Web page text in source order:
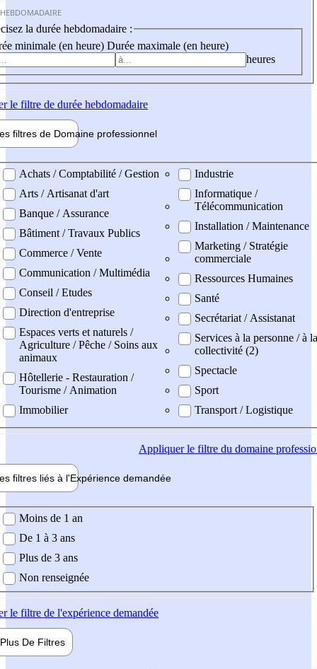
la durée hebdomadaire :
minimale (en heure) Durée maximale (en heure)
heures
le filtre de durée hebdomadaire
filtres de Domaine professionnel
professionel
Achats / Comptabilité / Gestion
Arts / Artisanat d'art
Banque / Assurance
Bâtiment / Travaux Publics
Commerce / Vente
Communication / Multimédia
Conseil / Etudes
Direction d'entreprise
Espaces verts et naturels /
Agriculture / Pêche / Soins aux
animaux
Hôtellerie - Restauration /
Tourisme / Animation
Immobilier
Industrie
Informatique /
Télécommunication
Installation / Maintenance
Marketing / Stratégie
commerciale
Ressources Humaines
Santé
Secrétariat / Assistanat
Services à la personne / à la
collectivité (2)
Spectacle
Sport
Transport / Logistique
Appliquerle filtre du domaine
filtres liés à l'Expérience demandée
demandée
Moins de 1 an
De 1 à 3 ans
Plus de 3 ans
Non renseignée
le filtre de l'expérience demandée
Plus De Filtres